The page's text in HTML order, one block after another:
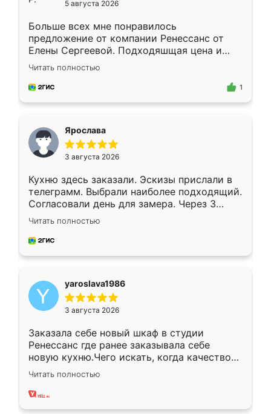
5 августа 2026
Больше всех мне понравилось
предложение от компании Ренессанс от
Елены Сергеевой. Подходяшщая цена и
короткие сроки изготовления. Приехавший
для замера сотрудник Владислав
предложил по моему эскизу самый
Читать полностью
1
Ярослава
3 августа 2026
Кухню здесь заказали. Эскизы прислали в
телеграмм. Выбрали наиболее подходящий.
Согласовали день для замера. Через 3
недели кухня была уже готова. Остались
довольны работой. Спасибо Ренессанс
мебель за качественную работу!
Читать полностью
yaroslava1986
3 августа 2026
Заказала себе новый шкаф в студии
Ренессанс где ранее заказывала себе
новую кухню.Чего искать, когда качеством
вполне довольна. Служит кухня уже почти
два года, нареканий нет.
Читать полностью